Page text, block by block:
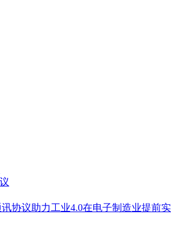
协议助力工业4.0在电子制造业提前